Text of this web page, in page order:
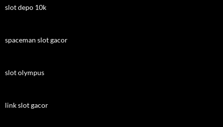
slot depo 10k
spaceman slot gacor
slot olympus
link slot gacor